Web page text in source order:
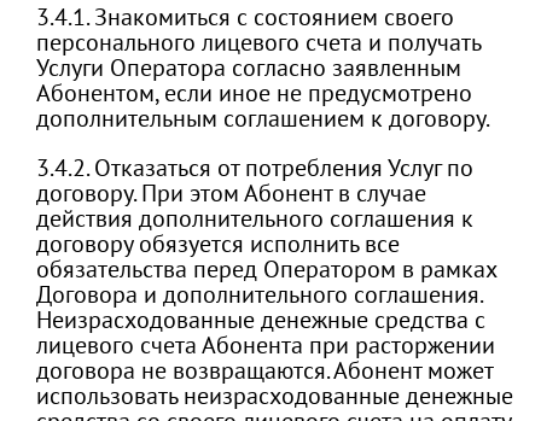
3.4.1. Знакомиться с состоянием своего
персонального лицевого счета и получать
Услуги Оператора согласно заявленным
Абонентом, если иное не предусмотрено
дополнительным соглашением к договору.
3.4.2. Отказаться от потребления Услуг по
договору. При этом Абонент в случае
действия дополнительного соглашения к
договору обязуется исполнить все
обязательства перед Оператором в рамках
Договора и дополнительного соглашения.
Неизрасходованные денежные средства с
лицевого счета Абонента при расторжении
договора не возвращаются. Абонент может
использовать неизрасходованные денежные